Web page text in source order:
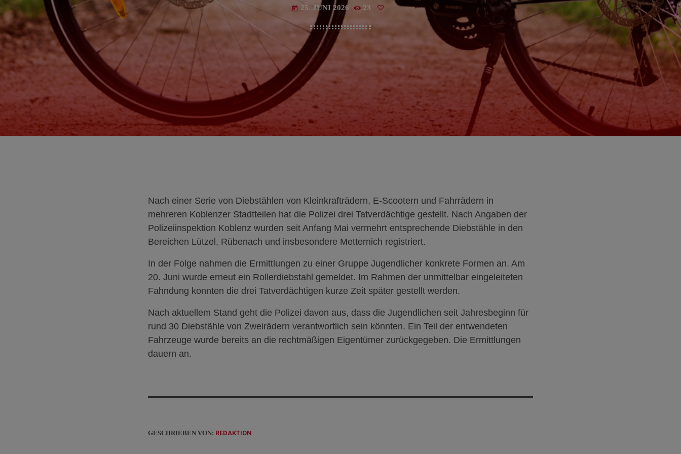
today 25. JUNI 2026 23
Nach einer Serie von Diebstählen von Kleinkrafträdern, E-Scootern und Fahrrädern in
mehreren Koblenzer Stadtteilen hat die Polizei drei Tatverdächtige gestellt. Nach Angaben der
Polizeiinspektion Koblenz wurden seit Anfang Mai vermehrt entsprechende Diebstähle in den
Bereichen Lützel, Rübenach und insbesondere Metternich registriert.
In der Folge nahmen die Ermittlungen zu einer Gruppe Jugendlicher konkrete Formen an. Am
20. Juni wurde erneut ein Rollerdiebstahl gemeldet. Im Rahmen der unmittelbar eingeleiteten
Fahndung konnten die drei Tatverdächtigen kurze Zeit später gestellt werden.
Nach aktuellem Stand geht die Polizei davon aus, dass die Jugendlichen seit Jahresbeginn für
rund 30 Diebstähle von Zweirädern verantwortlich sein könnten. Ein Teil der entwendeten
Fahrzeuge wurde bereits an die rechtmäßigen Eigentümer zurückgegeben. Die Ermittlungen
dauern an.
GESCHRIEBEN VON: REDAKTION